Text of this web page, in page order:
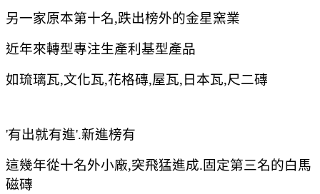
另一家原本第十名,跌出榜外的金星窯業
近年來轉型專注生產利基型產品
如琉璃瓦,文化瓦,花格磚,屋瓦,日本瓦,尺二磚
'有出就有進'.新進榜有
這幾年從十名外小廠,突飛猛進成.固定第三名的白馬
磁磚